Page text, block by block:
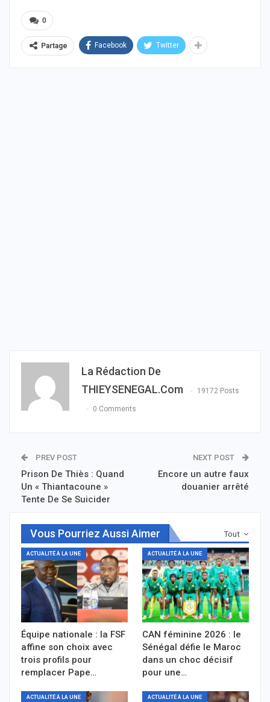
0
Partage Facebook Twitter
La Rédaction De
THIEYSENEGAL.com
19172 Posts
0 Comments
PREV POST
Prison De Thiès : Quand
Un « Thiantacoune »
Tente De Se Suicider
NEXT POST
Encore un autre faux
douanier arrêté
Tout
Vous Pourriez Aussi Aimer
ACTUALITÉ À LA UNE
Équipe nationale : la FSF
affine son choix avec
trois profils pour
remplacer Pape…
ACTUALITÉ À LA UNE
CAN féminine 2026 : le
Sénégal défie le Maroc
dans un choc décisif
pour une…
ACTUALITÉ À LA UNE ACTUALITÉ À LA UNE